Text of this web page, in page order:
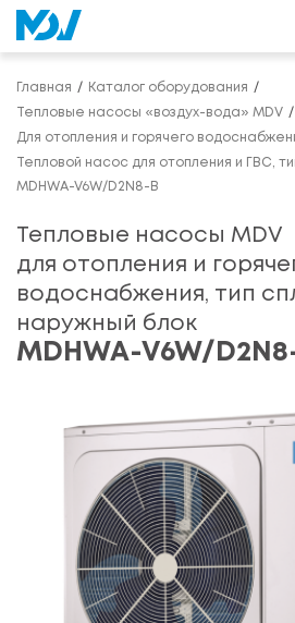
Главная Каталог оборудования
Тепловые насосы «воздух-вода» MDV
Для отопления и горячего
Тепловой насос для отопления и ГВС,
MDHWA-V6W/D2N8-B
Тепловые насосы MDV
для отопления и
водоснабжения, тип
наружный блок
MDHWA-V6W/